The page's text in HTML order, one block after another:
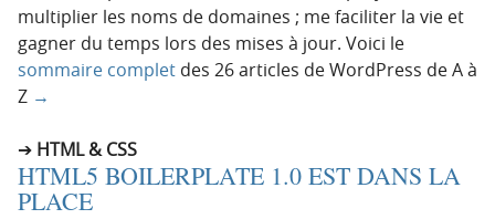
multiplier les noms de domaines ; me faciliter la vie et
gagner du temps lors des mises à jour. Voici le
sommaire complet des 26 articles de WordPress de A à
Z →
HTML & CSS
HTML5 BOILERPLATE 1.0 EST DANS LA
PLACE